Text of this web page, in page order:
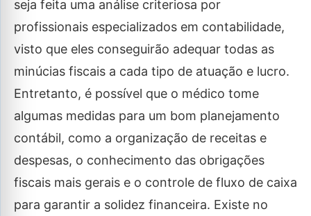
seja feita uma análise criteriosa por
profissionais especializados em contabilidade,
visto que eles conseguirão adequar todas as
minúcias fiscais a cada tipo de atuação e lucro.
Entretanto, é possível que o médico tome
algumas medidas para um bom planejamento
contábil, como a organização de receitas e
despesas, o conhecimento das obrigações
fiscais mais gerais e o controle de fluxo de caixa
para garantir a solidez financeira. Existe no